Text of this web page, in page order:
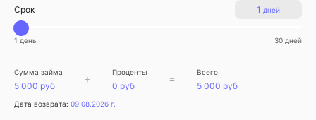
1 дней
Срок
1 день 30 дней
Сумма займа
5 000 руб
+ Проценты
0 руб
= Всего
5 000 руб
Дата возврата: 09.08.2026 г.